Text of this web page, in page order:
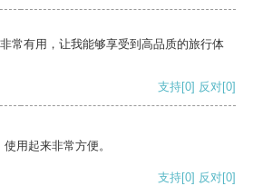
常有用，让我能够享受到高品质的旅行体
支持[0] 反对[0]
用起来非常方便。
支持[0] 反对[0]